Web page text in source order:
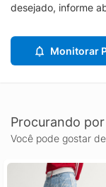
desejado, informe
Monitorar
Procurando
Você pode gostar